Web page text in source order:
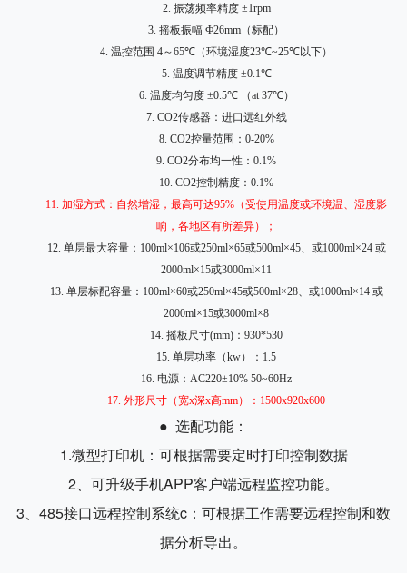
2. 振荡频率精度 ±1rpm
3. 摇板振幅 Ф26mm （标配）
4. 温控范围 4～65℃ （环境湿度23℃~25℃以下）
5. 温度调节精度 ±0.1℃
6. 温度均匀度 ±0.5℃ （at 37℃）
7. CO2传感器：进口远红外线
8. CO2控量范围： 0-20%
9. CO2分布均一性： 0.1%
10. CO2控制精度： 0.1%
11. 加湿方式：自然增湿，最高可达95% （受使用温度或环境温、湿度影
响，各地区有所差异）；
12. 单层最大容量： 100ml×106或250ml×65或500ml×45、或1000ml×24 或
2000ml×15或3000ml×11
13. 单层标配容量： 100ml×60或250ml×45或500ml×28、或1000ml×14 或
2000ml×15或3000ml×8
14. 摇板尺寸(mm) ： 930*530
15. 单层功率（kw）： 1.5
16. 电源： AC220±10% 50~60Hz
17. 外形尺寸（宽x深x高mm）： 1500x920x600
● 选配功能：
1.微型打印机：可根据需要定时打印控制数据
2、可升级手机APP客户端远程监控功能。
3、485接口远程控制系统c：可根据工作需要远程控制和数
据分析导出。